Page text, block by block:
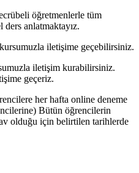
öğretmenlerle tüm
anlatmaktayız.
iletişime geçebilirsiniz.
iletişim kurabilirsiniz.
geçeriz.
her hafta online deneme
Bütün öğrencilerin
olduğu için belirtilen tarihlerde